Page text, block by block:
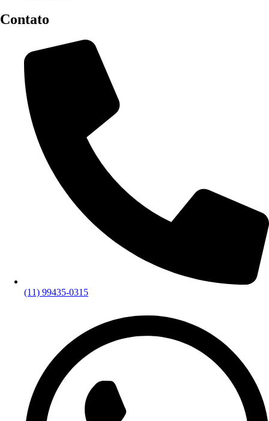
Contato
(11) 99435-0315